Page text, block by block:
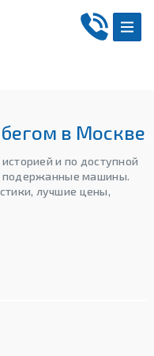
в Москве
и по доступной
подержанные машины.
лучшие цены,